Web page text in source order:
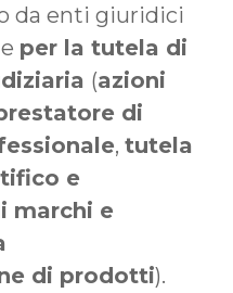
da enti giuridici
per la tutela di
(azioni
di
, tutela
e
marchi e
di prodotti).